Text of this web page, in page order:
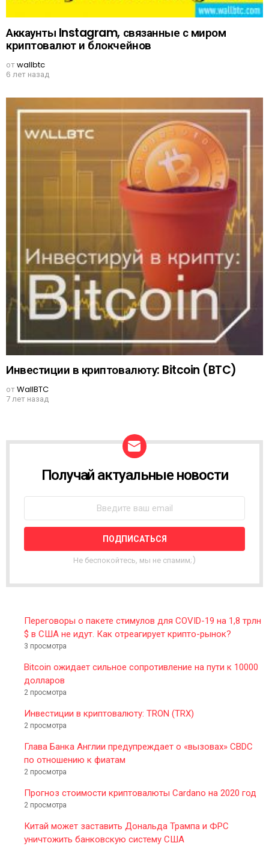
Аккаунты Instagram, связанные с миром
криптовалют и блокчейнов
отwallbtc
6 лет назад
Инвестиции в криптовалюту: Bitcoin (BTC)
отWallBTC
7 лет назад
W
L
E
T
R
Получай актуальные новости
Не беспокойтесь, мы не спамим;)
Переговоры о пакете стимулов для COVID-19 на 1,8 трлн
$ в США не идут. Как отреагирует крипто-рынок?
3 просмотра
Bitcoin ожидает сильное сопротивление на пути к 10000
долларов
2 просмотра
Инвестиции в криптовалюту: TRON (TRX)
2 просмотра
Глава Банка Англии предупреждает о «вызовах» CBDC
по отношению к фиатам
2 просмотра
Прогноз стоимости криптовалюты Cardano на 2020 год
2 просмотра
Китай может заставить Дональда Трампа и ФРС
уничтожить банковскую систему США